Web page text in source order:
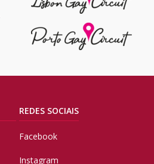
REDES SOCIAIS
Facebook
Instagram